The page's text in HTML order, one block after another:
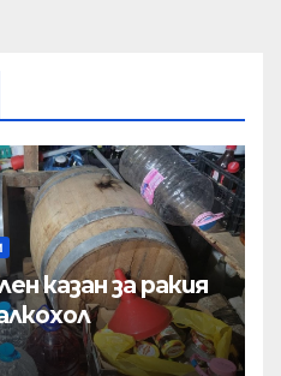
казан за ракия